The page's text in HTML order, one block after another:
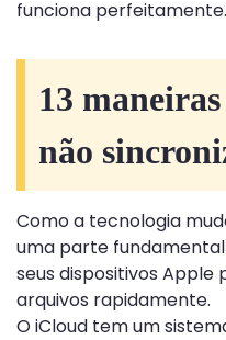
funciona perfeitamente.
13
não
Como a tecnologia
uma parte
seus dispositivos
arquivos rapidamente.
O iCloud tem um